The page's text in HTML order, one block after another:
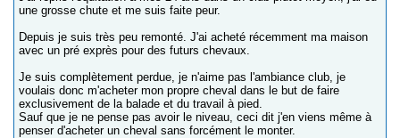
une grosse chute et me suis faite peur.
Depuis je suis très peu remonté. J'ai acheté récemment ma maison
avec un pré exprès pour des futurs chevaux.
Je suis complètement perdue, je n'aime pas l'ambiance club, je
voulais donc m'acheter mon propre cheval dans le but de faire
exclusivement de la balade et du travail à pied.
Sauf que je ne pense pas avoir le niveau, ceci dit j'en viens même à
penser d'acheter un cheval sans forcément le monter.